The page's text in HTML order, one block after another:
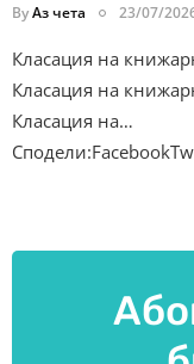
ByАз чета 23/07/
Класация на
Класация на
Класация на…